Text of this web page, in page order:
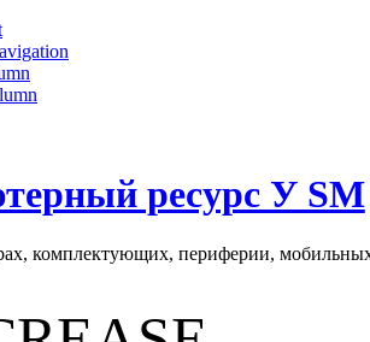
ресурс У SM
комплектующих, периферии, мобильных